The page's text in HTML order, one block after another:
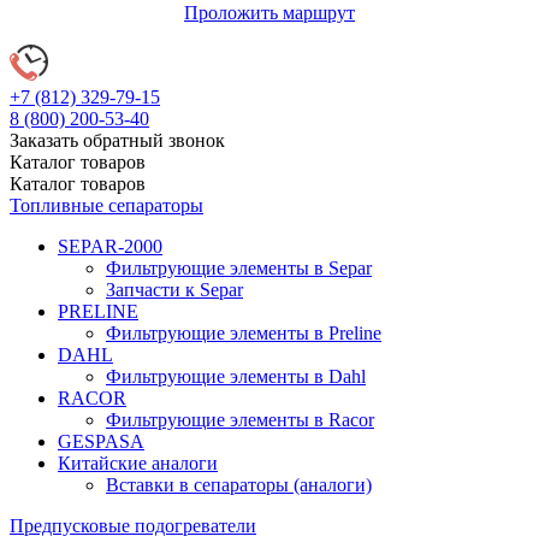
Проложить маршрут
+7 (812) 329-79-15
8 (800) 200-53-40
Заказать обратный звонок
Каталог товаров
Каталог товаров
Топливные сепараторы
SEPAR-2000
Фильтрующие элементы в Separ
Запчасти к Separ
PRELINE
Фильтрующие элементы в Preline
DAHL
Фильтрующие элементы в Dahl
RACOR
Фильтрующие элементы в Racor
GESPASA
Китайские аналоги
Вставки в сепараторы (аналоги)
Предпусковые подогреватели